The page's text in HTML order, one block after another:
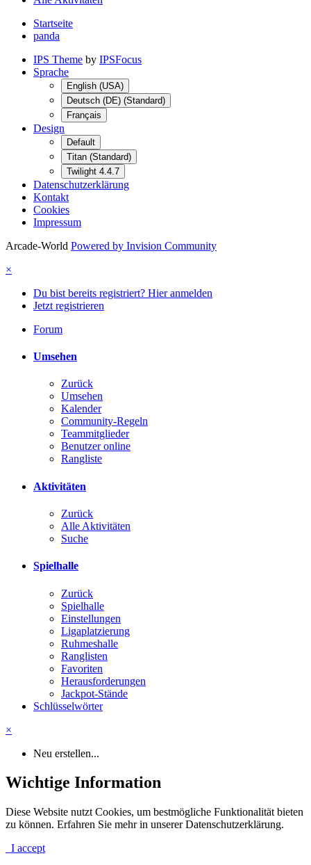
Startseite
panda
IPS Theme by IPSFocus
Sprache
English (USA)
Deutsch (DE) (Standard)
Français
Design
Default
Titan (Standard)
Twilight 4.4.7
Datenschutzerklärung
Kontakt
Cookies
Impressum
Arcade-World Powered by Invision Community
×
Du bist bereits registriert? Hier anmelden
Jetzt registrieren
Forum
Umsehen
Zurück
Umsehen
Kalender
Community-Regeln
Teammitglieder
Benutzer online
Rangliste
Aktivitäten
Zurück
Alle Aktivitäten
Suche
Spielhalle
Zurück
Spielhalle
Einstellungen
Ligaplatzierung
Ruhmeshalle
Ranglisten
Favoriten
Herausforderungen
Jackpot-Stände
Schlüsselwörter
×
Neu erstellen...
Wichtige Information
Diese Website nutzt Cookies, um bestmögliche Funktionalität bieten
zu können. Erfahren Sie mehr in unserer Datenschutzerklärung.
I accept